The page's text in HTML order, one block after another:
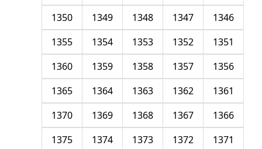
1346
1347
1348
1349
1350
1351
1352
1353
1354
1355
1356
1357
1358
1359
1360
1361
1362
1363
1364
1365
1366
1367
1368
1369
1370
1371
1372
1373
1374
1375